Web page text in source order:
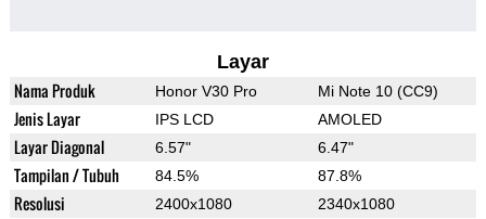
Layar
Nama Produk Honor V30 Pro Mi Note 10 (CC9)
Jenis Layar IPS LCD AMOLED
Layar Diagonal 6.57" 6.47"
Tampilan / Tubuh 84.5% 87.8%
Resolusi 2400x1080 2340x1080